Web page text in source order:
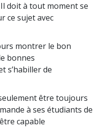
doit à tout moment se
ce sujet avec
montrer le bon
bonnes
s’habiller de
être toujours
à ses étudiants de
capable